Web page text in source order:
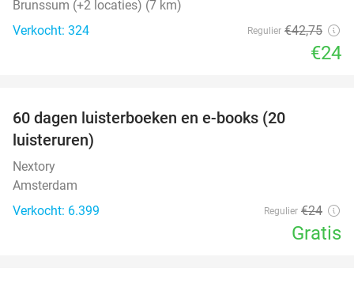
Brunssum (+2 locaties) (7 km)
Verkocht: 324
Regulier €42,75
€24
60 dagen luisterboeken en e-books (20
luisteruren)
Nextory
Amsterdam
Verkocht: 6.399
Regulier €24
Gratis